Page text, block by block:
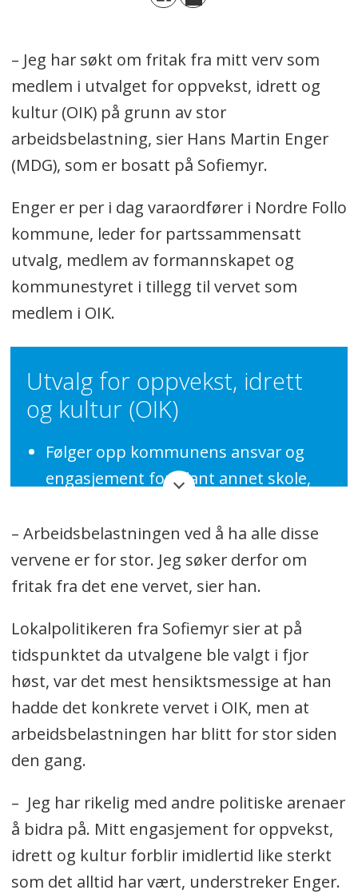
– Jeg har søkt om fritak fra mitt verv som
medlem i utvalget for oppvekst, idrett og
kultur (OIK) på grunn av stor
arbeidsbelastning, sier Hans Martin Enger
(MDG), som er bosatt på Sofiemyr.
Enger er per i dag varaordfører i Nordre Follo
kommune, leder for partssammensatt
utvalg, medlem av formannskapet og
kommunestyret i tillegg til vervet som
medlem i OIK.
Utvalg for oppvekst, idrett
og kultur (OIK)
Følger opp kommunens ansvar og
engasjement for blant annet skole,
helsestasjon og skolehelsetjeneste,
barnevern, unge enslige asylsøkere,
PPT, idrett, friluftsliv, kultur,
frivillighet.
Ledes av Camilla Hille (V)
Nestleder er Håkon Heløe (Ap)
Faste medlemmer: Hans Martin Enger
(MDG), Therese Bae (Ap), Simen
Bondevik (KrF), Paal Sjøvall (Sp),
Charlotte Kristiansen (SV), Nesanet
Hailemariam (V), Knut Oppegaard (H),
Benthe Biltvedt (H), Daad Gjerde (H),
– Arbeidsbelastningen ved å ha alle disse
vervene er for stor. Jeg søker derfor om
fritak fra det ene vervet, sier han.
Lokalpolitikeren fra Sofiemyr sier at på
tidspunktet da utvalgene ble valgt i fjor
høst, var det mest hensiktsmessige at han
hadde det konkrete vervet i OIK, men at
arbeidsbelastningen har blitt for stor siden
den gang.
– Jeg har rikelig med andre politiske arenaer
å bidra på. Mitt engasjement for oppvekst,
idrett og kultur forblir imidlertid like sterkt
som det alltid har vært, understreker Enger.